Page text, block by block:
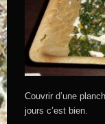
Couvrir d’une
jours c’est bien.